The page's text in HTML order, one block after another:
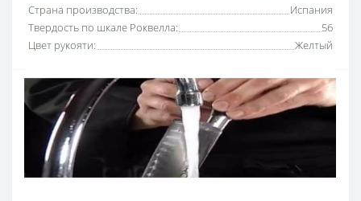
Страна производства:
Испания
Твердость по шкале Роквелла:
56
Цвет рукояти:
Желтый
Нож для лосося 300 мм «2900» Аркос с рукояткой
желтого
цвета
предназначен для тонкой нарезки
лосося и других видов рыбы. Благодаря воздушным
капсулам вдоль лезвия продукты не прилипают к
поверхности ножа. Ножом для лосося резать легче и
быстрее.